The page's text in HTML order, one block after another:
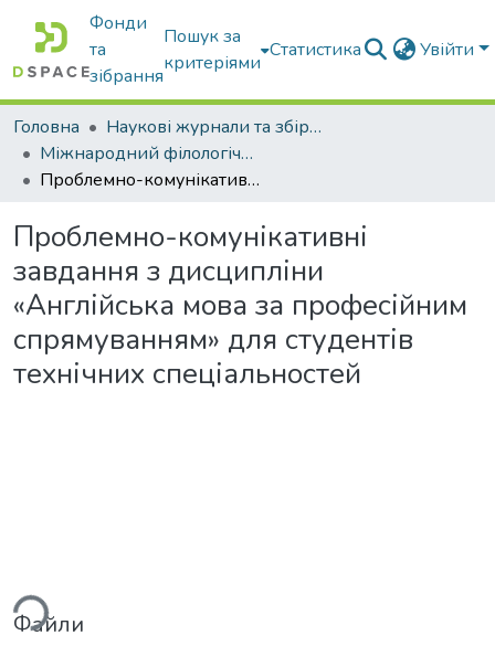
Фонди
та
зібрання
Пошук за
критеріями
Статистика Увійти
Головна
Наукові журнали та збірники видань
Міжнародний філологічний часопис
Проблемно-комунікативні завдання з дисципліни «Англійська мова за професійним спрямуванням» для студентів технічних спеціальностей
Проблемно-комунікативні
завдання з дисципліни
«Англійська мова за професійним
спрямуванням» для студентів
технічних спеціальностей
Файли